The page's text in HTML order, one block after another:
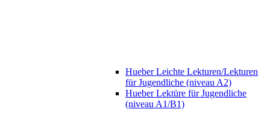
Hueber Leichte Lekturen/Lekturen
für Jugendliche (niveau A2)
Hueber Lektüre für Jugendliche
(niveau A1/B1)